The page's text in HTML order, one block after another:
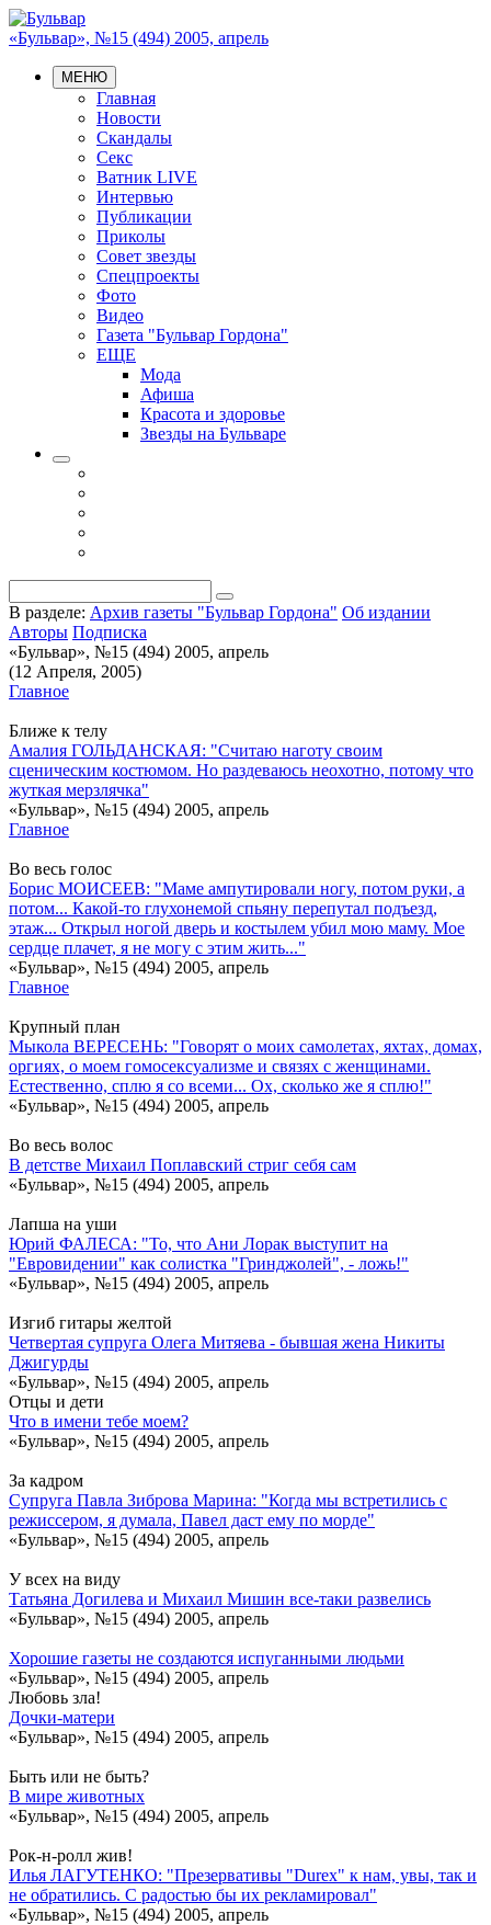
«Бульвар», №15 (494) 2005, апрель
МЕНЮ
Главная
Новости
Скандалы
Секс
Ватник LIVE
Интервью
Публикации
Приколы
Совет звезды
Спецпроекты
Фото
Видео
Газета "Бульвар Гордона"
ЕЩЕ
Мода
Афиша
Красота и здоровье
Звезды на Бульваре
В разделе: Архив газеты "Бульвар Гордона" Об издании
Авторы Подписка
«Бульвар», №15 (494) 2005, апрель
(12 Апреля, 2005)
Главное
Ближе к телу
Амалия ГОЛЬДАНСКАЯ: "Считаю наготу своим
сценическим костюмом. Но раздеваюсь неохотно, потому что
жуткая мерзлячка"
«Бульвар», №15 (494) 2005, апрель
Главное
Во весь голос
Борис МОИСЕЕВ: "Маме ампутировали ногу, потом руки, а
потом... Какой-то глухонемой спьяну перепутал подъезд,
этаж... Открыл ногой дверь и костылем убил мою маму. Мое
сердце плачет, я не могу с этим жить..."
«Бульвар», №15 (494) 2005, апрель
Главное
Крупный план
Мыкола ВЕРЕСЕНЬ: "Говорят о моих самолетах, яхтах, домах,
оргиях, о моем гомосексуализме и связях с женщинами.
Естественно, сплю я со всеми... Ох, сколько же я сплю!"
«Бульвар», №15 (494) 2005, апрель
Во весь волос
В детстве Михаил Поплавский стриг себя сам
«Бульвар», №15 (494) 2005, апрель
Лапша на уши
Юрий ФАЛЕСА: "То, что Ани Лорак выступит на
"Евровидении" как солистка "Гринджолей", - ложь!"
«Бульвар», №15 (494) 2005, апрель
Изгиб гитары желтой
Четвертая супруга Олега Митяева - бывшая жена Никиты
Джигурды
«Бульвар», №15 (494) 2005, апрель
Отцы и дети
Что в имени тебе моем?
«Бульвар», №15 (494) 2005, апрель
За кадром
Супруга Павла Зиброва Марина: "Когда мы встретились с
режиссером, я думала, Павел даст ему по морде"
«Бульвар», №15 (494) 2005, апрель
У всех на виду
Татьяна Догилева и Михаил Мишин все-таки развелись
«Бульвар», №15 (494) 2005, апрель
Хорошие газеты не создаются испуганными людьми
«Бульвар», №15 (494) 2005, апрель
Любовь зла!
Дочки-матери
«Бульвар», №15 (494) 2005, апрель
Быть или не быть?
В мире животных
«Бульвар», №15 (494) 2005, апрель
Рок-н-ролл жив!
Илья ЛАГУТЕНКО: "Презервативы "Durex" к нам, увы, так и
не обратились. С радостью бы их рекламировал"
«Бульвар», №15 (494) 2005, апрель